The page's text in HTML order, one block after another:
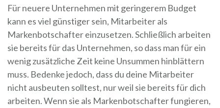
Für neuere Unternehmen mit geringerem Budget
kann es viel günstiger sein, Mitarbeiter als
Markenbotschafter einzusetzen. Schließlich arbeiten
sie bereits für das Unternehmen, so dass man für ein
wenig zusätzliche Zeit keine Unsummen hinblättern
muss. Bedenke jedoch, dass du deine Mitarbeiter
nicht ausbeuten solltest, nur weil sie bereits für dich
arbeiten. Wenn sie als Markenbotschafter fungieren,